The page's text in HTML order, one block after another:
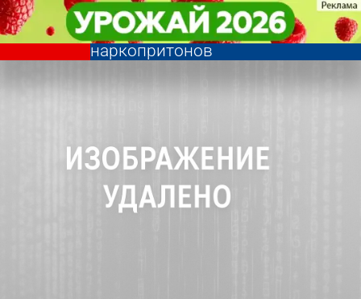
В области более чем вдвое
снизилось количество
наркопритонов
Общество В области более чем вдвое
снизилось количество
наркопритонов
Общество
Другие новости
по теме
Погода и курсы
валют в Пензе